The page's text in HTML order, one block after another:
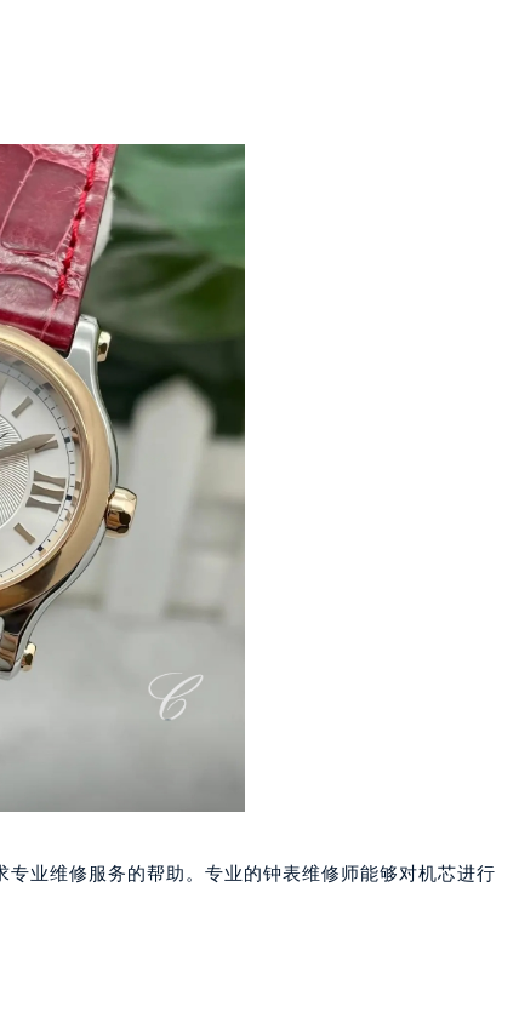
（需提前预约）
7楼709室（需提前预约）
前预约）
（需提前预约）
)18层09室（需提前预约）
14楼14D（需提前预约）
06室（需提前预约）
层07室（需提前预约）
6楼10室（需提前预约）
室（需提前预约）
层1002室（需提前预约）
2002室（需提前预约）
万象城写字楼（鄂尔多斯大厦）23层2326室（需提前预约）
楼21层2102室（需提前预约）
写字楼20层01室（需提前预约）
心（需提前预约）
需提前预约）
需提前预约）
需提前预约）
（需提前预约）
（需提前预约）
心（需提前预约）
后服务中心（需提前预约）
业维修服务的帮助。专业的钟表维修师能够对机芯进行